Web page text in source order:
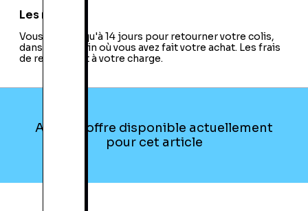
Les retours
Vous avez jusqu'à 14 jours pour retourner votre colis,
dans le magasin où vous avez fait votre achat. Les frais
de retour sont à votre charge.
Aucune offre disponible actuellement
pour cet article